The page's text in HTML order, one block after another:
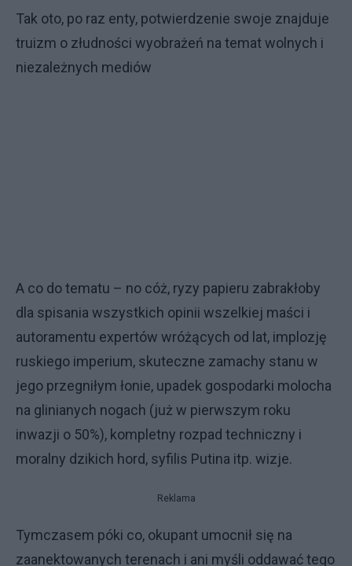
Tak oto, po raz enty, potwierdzenie swoje znajduje
truizm o złudności wyobrażeń na temat wolnych i
niezależnych mediów
A co do tematu – no cóż, ryzy papieru zabrakłoby
dla spisania wszystkich opinii wszelkiej maści i
autoramentu expertów wróżących od lat, implozję
ruskiego imperium, skuteczne zamachy stanu w
jego przegniłym łonie, upadek gospodarki molocha
na glinianych nogach (już w pierwszym roku
inwazji o 50%), kompletny rozpad techniczny i
moralny dzikich hord, syfilis Putina itp. wizje.
Reklama
Tymczasem póki co, okupant umocnił się na
zaanektowanych terenach i ani myśli oddawać tego